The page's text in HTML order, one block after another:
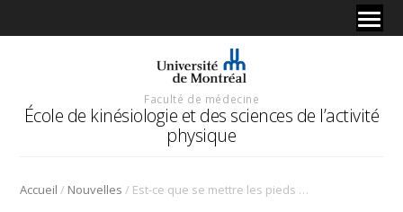
Faculté de médecine
École de kinésiologie et des sciences de l’activité
physique
Accueil / Nouvelles / Est-ce que se mettre les pieds dans l’eau permet vraiment de se rafraîchir?